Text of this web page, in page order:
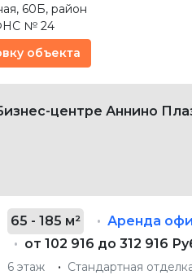
60Б, район
№ 24
объекта
центре Аннино
65 - 185 м² Аренда
от 102 916 до 312 916
6 этаж Стандартная